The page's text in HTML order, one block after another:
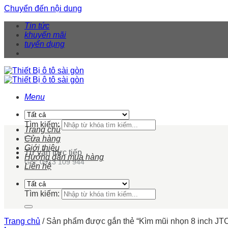
Chuyển đến nội dung
Tin tức
khuyến mãi
tuyển dụng
Menu
Tìm kiếm:
Tư vấn trực tiếp
Gọi: 0913 109 944
Trang chủ
Cửa hàng
Giới thiệu
Hướng dẫn mua hàng
Liên hệ
Tìm kiếm:
Trang chủ /Sản phẩm được gắn thẻ “Kìm mũi nhọn 8 inch